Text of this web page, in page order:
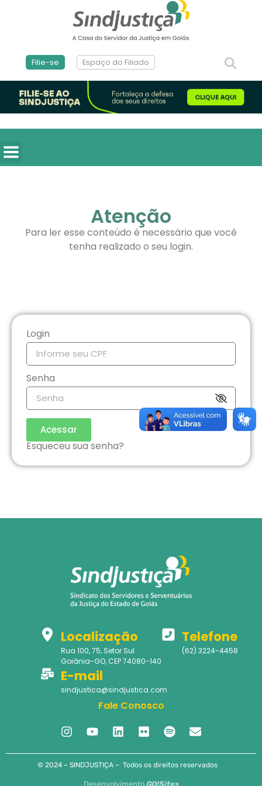
Filie-se Espaço do Filiado
Atenção
Para ler esse conteúdo é necessário que você
tenha realizado o seu login.
Login
Senha
Acessar
Esqueceu sua senha?
Localização
Rua 100, 75, Setor Sul
Goiânia-GO, CEP 74080-140
Telefone
(62) 3224-4458
E-mail
sindjustica@sindjustica.com
Fale Conosco
© 2024 – SINDJUSTIÇA – Todos os direitos reservados
Desenvolvimento GO!Sites